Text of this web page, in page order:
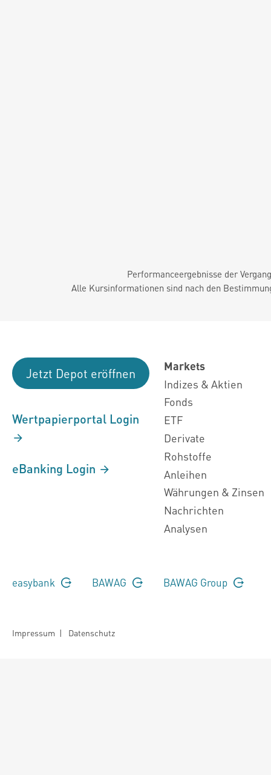
Performanceergebnisse der
Alle Kursinformationen sind nach den
Jetzt Depot eröffnen
Wertpapierportal Login
eBanking Login
Markets
Indizes & Aktien
Fonds
ETF
Derivate
Rohstoffe
Anleihen
Währungen & Zinsen
Nachrichten
Analysen
easybank BAWAG BAWAG Group
Impressum | Datenschutz